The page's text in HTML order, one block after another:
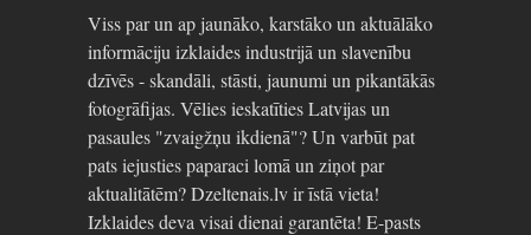
Viss par un ap jaunāko, karstāko un aktuālāko
informāciju izklaides industrijā un slavenību
dzīvēs - skandāli, stāsti, jaunumi un pikantākās
fotogrāfijas. Vēlies ieskatīties Latvijas un
pasaules "zvaigžņu ikdienā"? Un varbūt pat
pats iejusties paparaci lomā un ziņot par
aktualitātēm? Dzeltenais.lv ir īstā vieta!
Izklaides deva visai dienai garantēta! E-pasts